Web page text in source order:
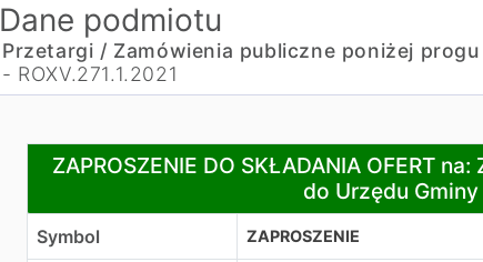
Dane podmiotu
Przetargi / Zamówienia publiczne poniżej
- ROXV.271.1.2021
ZAPROSZENIE DO SKŁADANIA OFERT na: Zakup i
ZAPROSZENIE DO SKŁADANIA OFERT
do Urzędu
Symbol ZAPROSZENIE